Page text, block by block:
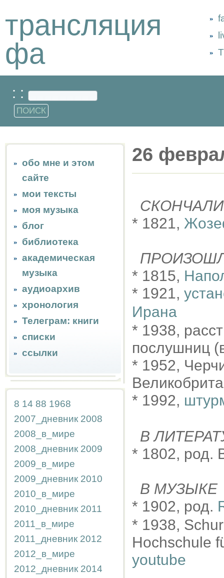
трансляция
фа
: :
обо мне и этом
сайте
мои тексты
моя музыка
блог
библиотека
академическая
музыка
аудиоархив
хронология
Телеграм: книги
списки
ссылки
8 14 88 1968
2007_дневник 2008
2008_в_мире
2008_дневник 2009
2009_в_мире
2009_дневник 2010
2010_в_мире
2010_дневник 2011
2011_в_мире
2011_дневник 2012
2012_в_мире
2012_дневник 2014
26
* 1821,
* 1815,
* 1921,
Ирана
* 1938,
послушниц
* 1952,
* 1992,
В
* 1802, род.
В МУЗЫКЕ
* 1902, род.
* 1938,
Hochschule
youtube